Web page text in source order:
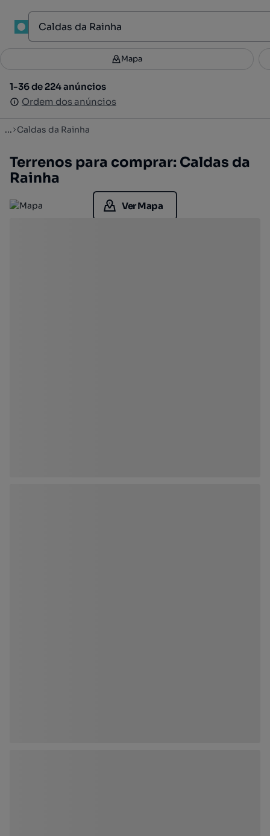
Filtros 2
1-36 de 224 anúncios
Ordem dos anúncios
Mapa
1-36 de 224 anúncios
Ordem dos anúncios
... Caldas da Rainha
Terrenos para comprar: Caldas da
Rainha
Ver Mapa